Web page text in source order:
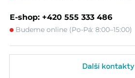
E-shop: +420 555 333 486
Budeme online (Po-Pá: 8:00–15:00)
Další kontakty